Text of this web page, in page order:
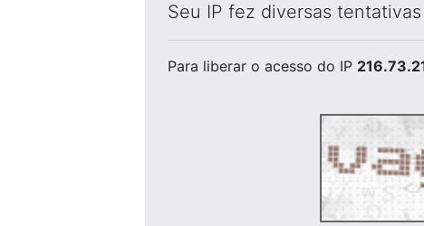
Seu IP fez diversas
Para liberar o acesso do IP